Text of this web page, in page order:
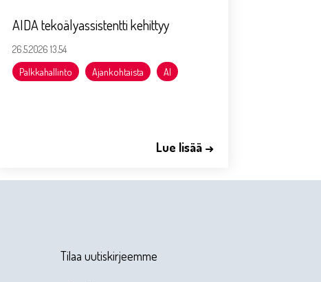
AIDA tekoälyassistentti kehittyy
26.5.2026 13.54
Palkkahallinto Ajankohtaista AI
Lue lisää →
Tilaa uutiskirjeemme